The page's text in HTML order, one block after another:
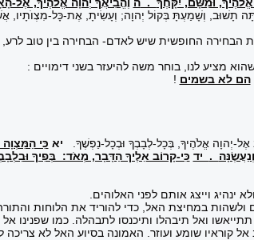
תָשׁוּב, וְשָׁמַעְתָּ בְּקוֹל יְהוָה; וְעָשִׂיתָ, אֶת-כָּל-מִצְוֺתָיו,
החופשית שיש לאדם- הבחירה בין טוב לרע,
מציע לנו, בוחר משה להיעזר בשני דימויים :
הם לא בשמים !
יְהוָה אֱלֹהֶיךָ, בְּכָל-לְבָבְךָ וּבְכָל-נַפְשֶׁךָ. יא כִּי
. יד כִּי-קָרוֹב אֵלֶיךָ הַדָּבָר, מְאֹד: בְּפִיךָ
וייצג אותם לפני האלוהים.
ולשהות במחיצת האל, כדי להוריד את הלוחות
ואל תיבהלו ותיכנסו לתבהלה. כמו
שומע ועוזר. האמונה בסיוע האל לא צריכה